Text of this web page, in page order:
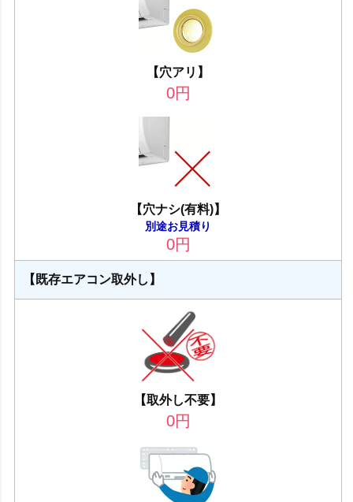
【穴アリ】
0円
【穴ナシ(有料)】
別途お見積り
0円
【既存エアコン取外し】
【取外し不要】
0円